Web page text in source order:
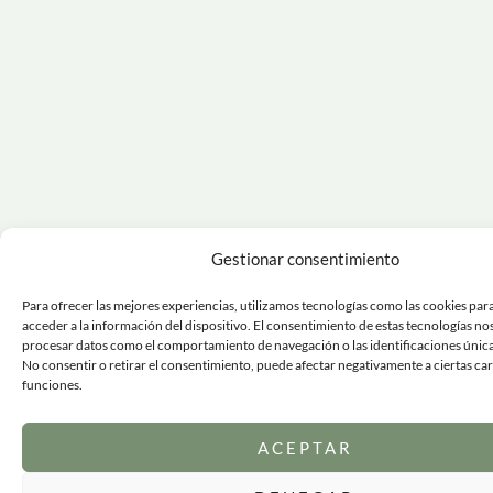
Gestionar consentimiento
Para ofrecer las mejores experiencias, utilizamos tecnologías como las cookies
acceder a la información del dispositivo. El consentimiento de estas tecnologías
procesar datos como el comportamiento de navegación o las identificaciones
No consentir o retirar el consentimiento, puede afectar negativamente a ciertas
funciones.
ACEPTAR